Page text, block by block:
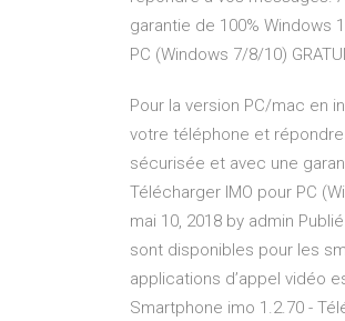
garantie de 100% Windows
PC (Windows 7/8/10)
Pour la version PC/mac en
votre téléphone et
sécurisée et avec une
Télécharger IMO pour PC
mai 10, 2018 by admin
sont disponibles pour les
applications d’appel vidéo
Smartphone imo 1.2.70 -